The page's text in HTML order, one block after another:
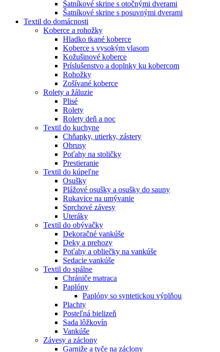
Šatníkové skrine s otočnými dverami
Šatníkové skrine s posuvnými dverami
Textil do domácnosti
Koberce a rohožky
Hladko tkané koberce
Koberce s vysokým vlasom
Kožušinové koberce
Príslušenstvo a doplnky ku kobercom
Rohožky
Zošívané koberce
Rolety a žáluzie
Plisé
Rolety
Rolety deň a noc
Textil do kuchyne
Chňapky, utierky, zástery
Obrusy
Poťahy na stoličky
Prestieranie
Textil do kúpeľne
Osušky
Plážové osušky a osušky do sauny
Rukavice na umývanie
Sprchové závesy
Uteráky
Textil do obývačky
Dekoračné vankúše
Deky a prehozy
Poťahy a obliečky na vankúše
Sedacie vankúše
Textil do spálne
Chrániče matraca
Paplóny
Paplóny so syntetickou výplňou
Plachty
Posteľná bielizeň
Sada lôžkovín
Vankúše
Závesy a záclony
Garniže a tyče na záclony